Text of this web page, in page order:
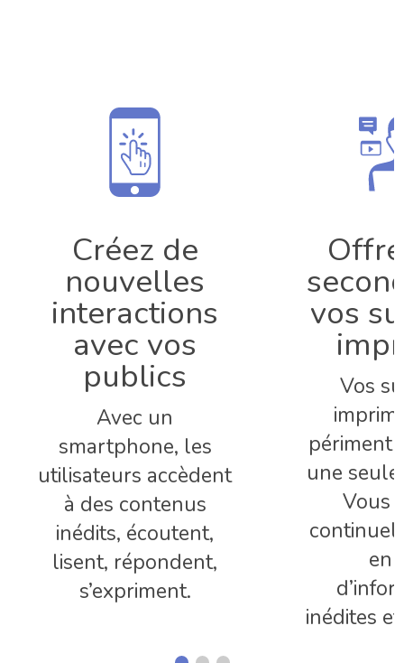
Créez de
nouvelles
interactions
avec vos
publics
Avec un
smartphone, les
utilisateurs accèdent
à des contenus
inédits, écoutent,
lisent, répondent,
s’expriment.
vos
Vos
périment
une
Vous
inédites